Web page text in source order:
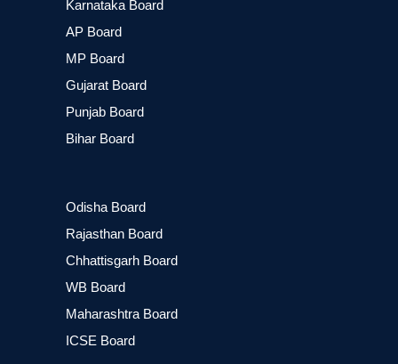
Karnataka Board
AP Board
MP Board
Gujarat Board
Punjab Board
Bihar Board
Odisha Board
Rajasthan Board
Chhattisgarh Board
WB Board
Maharashtra Board
ICSE Board